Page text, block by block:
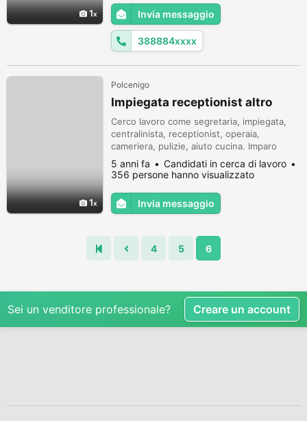
1
in zona Pordenone e Sacile e limitrofi cell
3888845075
Invia messaggio
388884xxxx
1
Polcenigo
Impiegata receptionist altro
Cerco lavoro come segretaria, impiegata,
centralinista, receptionist, operaia,
cameriera, pulizie, aiuto cucina. Imparo
velocemente Disponibile anche a turno
notturno zona Pordenone Sacile
Fontanafredda Porcia Roveredo San Quirino
limitrofi Grazie
5 anni fa
Candidati in cerca di lavoro
356 persone hanno visualizzato
Invia messaggio
4 5 6
Sei un venditore professionale? Creare un account